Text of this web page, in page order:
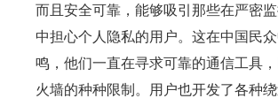
而且安全可靠，能够吸引那些在严密
中担心个人隐私的用户。这在中国民
鸣，他们一直在寻求可靠的通信工具
火墙的种种限制。用户也开发了各种